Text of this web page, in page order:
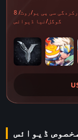
8 کور/16 جی بی ریم/256 جی بی اسٹوریج/اعلیٰ کارکردگی سی پی یو/روٹ/
گوگل/نیا ڈیوائس
ڈیوائس